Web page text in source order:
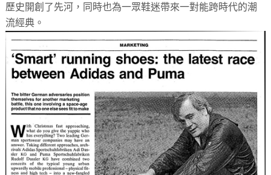
歷史開創了先河，同時也為一眾鞋迷帶來一對能跨時代的潮
流經典。